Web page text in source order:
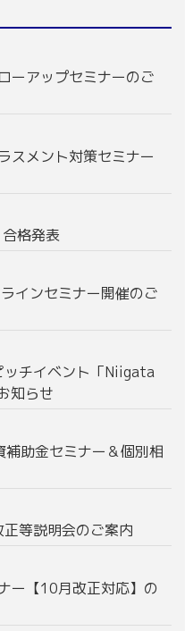
ーアップセミナーのご
スメント対策セミナー
格発表
インセミナー開催のご
ッチイベント「Niigata
知らせ
助金セミナー＆個別相
等説明会のご案内
ー【10月改正対応】の